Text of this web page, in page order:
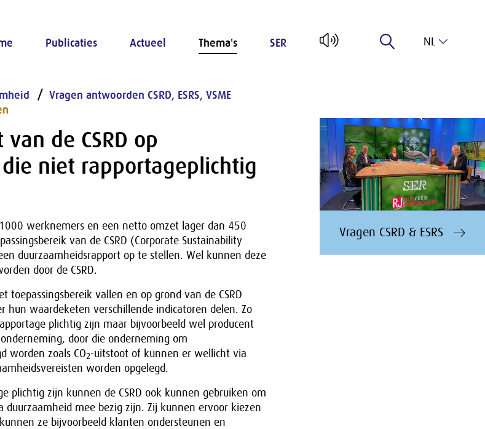
Publicaties Actueel Thema's SER NL
Vragen antwoorden CSRD, ESRS, VSME
de CSRD op
niet rapportageplichtig
werknemers en een netto omzet lager dan 450
van de CSRD (Corporate Sustainability
duurzaamheidsrapport op te stellen. Wel kunnen deze
door de CSRD.
toepassingsbereik vallen en op grond van de CSRD
hun waardeketen verschillende indicatoren delen. Zo
plichtig zijn maar bijvoorbeeld wel producent
door die onderneming om
worden zoals CO2-uitstoot of kunnen er wellicht via
worden opgelegd.
plichtig zijn kunnen de CSRD ook kunnen gebruiken om
mee bezig zijn. Zij kunnen ervoor kiezen
ze bijvoorbeeld klanten ondersteunen en
Vragen CSRD & ESRS